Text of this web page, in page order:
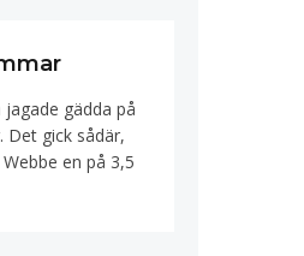
gädda på
Det gick sådär,
en på 3,5